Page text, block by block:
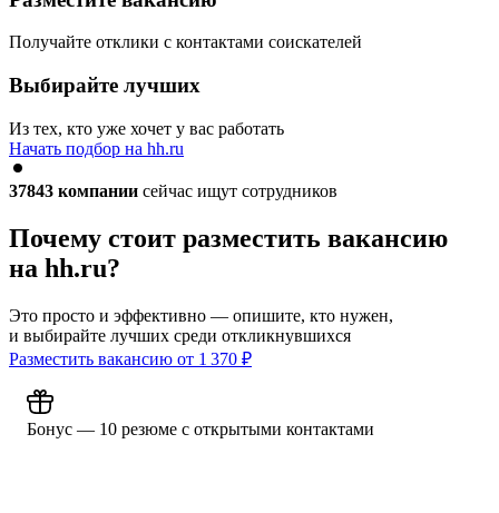
Получайте отклики с контактами соискателей
Выбирайте лучших
Из тех, кто уже хочет у вас работать
Начать подбор на hh.ru
37843 компании сейчас ищут сотрудников
Почему стоит разместить вакансию
на hh.ru?
Это просто и эффективно — опишите, кто нужен,
и выбирайте лучших среди откликнувшихся
Разместить вакансию от 1 370 ₽
Бонус — 10 резюме с открытыми контактами